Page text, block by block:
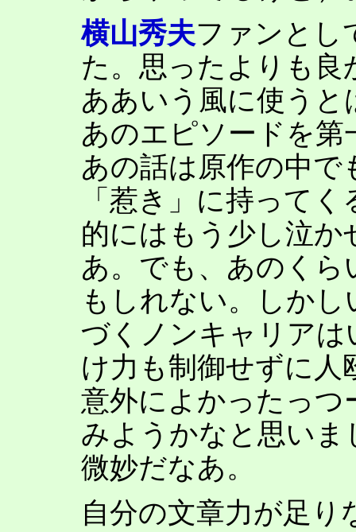
横山秀夫ファンとし
た。思ったよりも
ああいう風に使う
あのエピソードを
あの話は原作の中
「惹き」に持って
的にはもう少し泣
あ。でも、あのく
もしれない。しか
づくノンキャリア
け力も制御せずに人
意外によかったっつ
みようかなと思い
微妙だなあ。
自分の文章力が足